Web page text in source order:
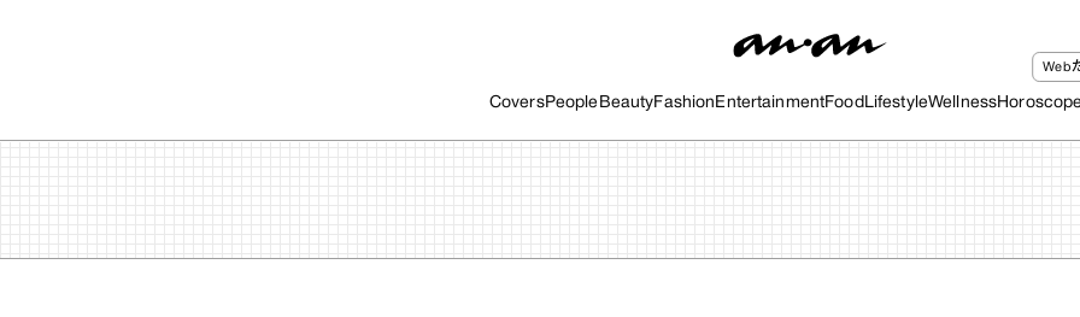
CoversPeople BeautyFashion EntertainmentFood LifestyleWellness
Web